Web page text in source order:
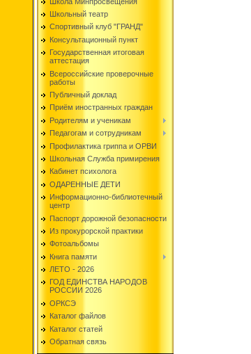
Школьный театр
Спортивный клуб "ГРАНД"
Консультационный пункт
Государственная итоговая
аттестация
Всероссийские проверочные
работы
Публичный доклад
Приём иностранных граждан
Родителям и ученикам
Педагогам и сотрудникам
Профилактика гриппа и ОРВИ
Школьная Служба примирения
Кабинет психолога
ОДАРЕННЫЕ ДЕТИ
Информационно-библиотечный
центр
Паспорт дорожной безопасности
Из прокурорской практики
Фотоальбомы
Книга памяти
ЛЕТО - 2026
ГОД ЕДИНСТВА НАРОДОВ
РОССИИ 2026
ОРКСЭ
Каталог файлов
Каталог статей
Обратная связь